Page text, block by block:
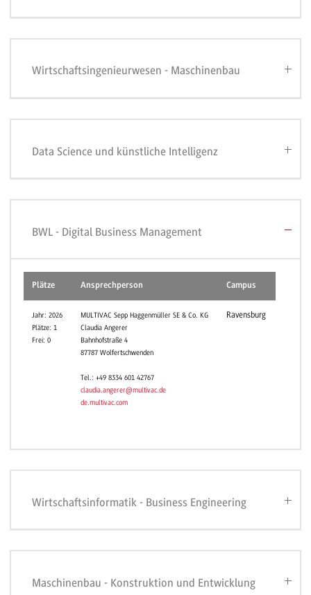
Wirtschaftsingenieurwesen - Maschinenbau
Data Science und künstliche Intelligenz
BWL - Digital Business Management
Plätze Ansprechperson Campus
Jahr: 2026
Plätze: 1
Frei: 0
MULTIVAC Sepp Haggenmüller SE & Co. KG
Claudia Angerer
Bahnhofstraße 4
87787 Wolfertschwenden
Tel.: +49 8334 601 42767
claudia.angerer@multivac.de
de.multivac.com
Ravensburg
Wirtschaftsinformatik - Business Engineering
Maschinenbau - Konstruktion und Entwicklung